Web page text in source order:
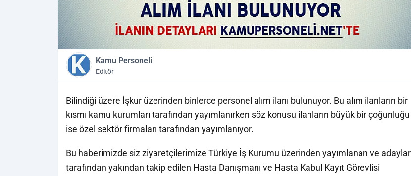
Kamu Personeli
Editör
Bilindiği üzere İşkur üzerinden binlerce personel alım ilanı bulunuyor. Bu alım ilanların bir
kısmı kamu kurumları tarafından yayımlanırken söz konusu ilanların büyük bir çoğunluğu
ise özel sektör firmaları tarafından yayımlanıyor.
Bu haberimizde siz ziyaretçilerimize Türkiye İş Kurumu üzerinden yayımlanan ve adaylar
tarafından yakından takip edilen Hasta Danışmanı ve Hasta Kabul Kayıt Görevlisi